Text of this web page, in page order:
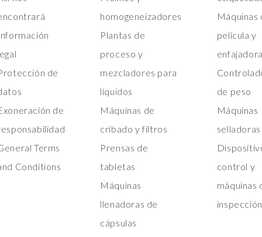
de
de
Terms
Conditions
homogeneizadores
Plantas de
proceso y
mezcladores para
líquidos
Máquinas de
cribado y filtros
Prensas de
tabletas
Máquinas
llenadoras de
cápsulas
Máquinas
película y
de peso
Máquinas
selladoras
control y
máquinas
inspección